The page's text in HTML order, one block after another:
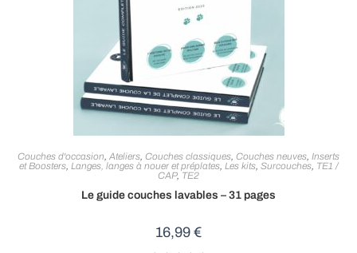
Couches d'occasion Ateliers Couches classiques Couches neuves Inserts
et Boosters, Langes, langes à nouer et préplates, Les kits, Surcouches, TE1 /
CAP, TE2
Le guide couches lavables – 31 pages
16,99 €